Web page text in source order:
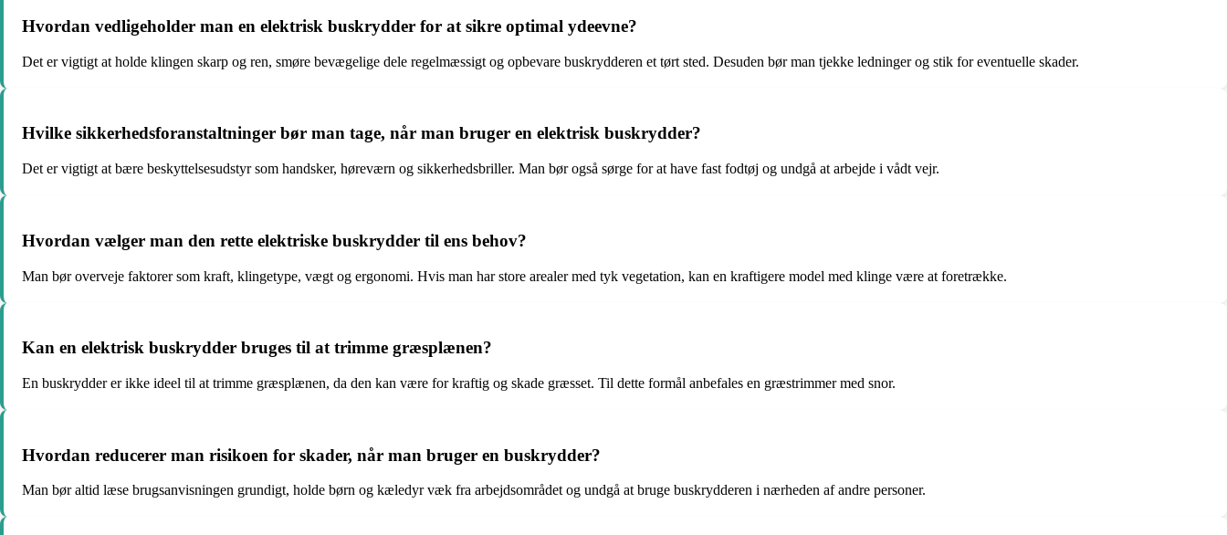
Hvordan vedligeholder man en elektrisk buskrydder for at sikre optimal ydeevne?
Det er vigtigt at holde klingen skarp og ren, smøre bevægelige dele regelmæssigt og opbevare buskrydderen et tørt sted. Desuden bør man tjekke ledninger og stik for eventuelle skader.
Hvilke sikkerhedsforanstaltninger bør man tage, når man bruger en elektrisk buskrydder?
Det er vigtigt at bære beskyttelsesudstyr som handsker, høreværn og sikkerhedsbriller. Man bør også sørge for at have fast fodtøj og undgå at arbejde i vådt vejr.
Hvordan vælger man den rette elektriske buskrydder til ens behov?
Man bør overveje faktorer som kraft, klingetype, vægt og ergonomi. Hvis man har store arealer med tyk vegetation, kan en kraftigere model med klinge være at foretrække.
Kan en elektrisk buskrydder bruges til at trimme græsplænen?
En buskrydder er ikke ideel til at trimme græsplænen, da den kan være for kraftig og skade græsset. Til dette formål anbefales en græstrimmer med snor.
Hvordan reducerer man risikoen for skader, når man bruger en buskrydder?
Man bør altid læse brugsanvisningen grundigt, holde børn og kæledyr væk fra arbejdsområdet og undgå at bruge buskrydderen i nærheden af andre personer.